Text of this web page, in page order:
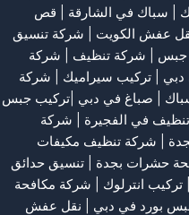
| سباك في الشارقة
قص
عفش الكويت
شركة تنسيق
جبس شركة تنظيف
شركة
تركيب سيراميك
شركة
| صباغ في دبي |تركيب جبس
في الفجيرة
شركة
شركة تنظيف مكيفات
حشرات بجدة
تنسيق حدائق
| تركيب انترلوك | شركة مكافحة
بورد في دبي
نقل عفش